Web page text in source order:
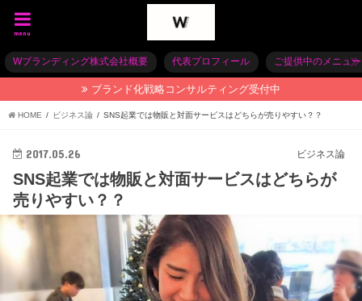
menu
Wブランディング株式会社概要 代表プロフィール ご提供中のメニュー
ブランド化戦略コンサルティング受付中
HOME ビジネス論 SNS起業では物販と対面サービスはどちらが売りやすい？？
ビジネス論
2017.05.26
SNS起業では物販と対面サービスはどちらが
売りやすい？？